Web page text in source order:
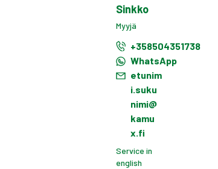
Sinkko
Myyjä
+358504351738
WhatsApp
etunim
i.suku
nimi@
kamu
x.fi
Service in
english